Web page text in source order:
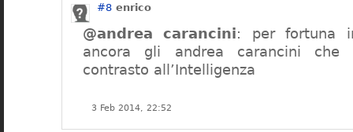
#8 enrico
@andrea carancini: per fortuna
ancora gli andrea carancini
contrasto all’Intelligenza
3 Feb 2014, 22:52